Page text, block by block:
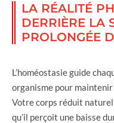
LA RÉALITÉ
DERRIÈRE LA
PROLONGÉE
L’homéostasie guide
organisme pour
Votre corps réduit
qu’il perçoit une baisse